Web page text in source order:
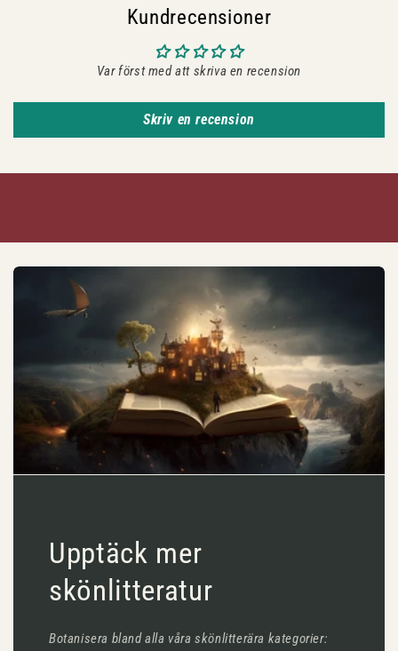
Kundrecensioner
Var först med att skriva en recension
Skriv en recension
Upptäck mer
skönlitteratur
Botanisera bland alla våra skönlitterära kategorier: